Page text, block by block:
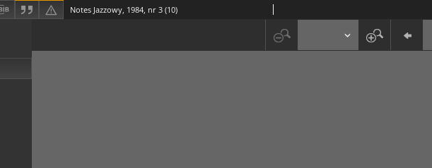
Notes Jazzowy, 1984, nr 3 (10)